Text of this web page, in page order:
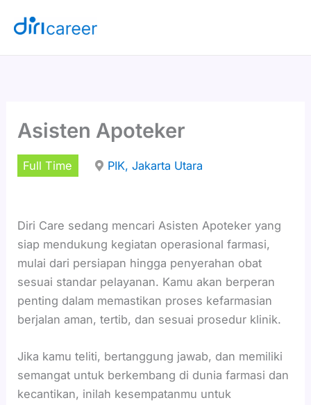
Asisten Apoteker
Full Time PIK, Jakarta Utara
Diri Care sedang mencari Asisten Apoteker yang
siap mendukung kegiatan operasional farmasi,
mulai dari persiapan hingga penyerahan obat
sesuai standar pelayanan. Kamu akan berperan
penting dalam memastikan proses kefarmasian
berjalan aman, tertib, dan sesuai prosedur klinik.
Jika kamu teliti, bertanggung jawab, dan memiliki
semangat untuk berkembang di dunia farmasi dan
kecantikan, inilah kesempatanmu untuk